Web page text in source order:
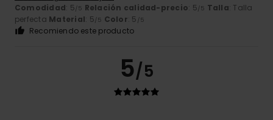
Comodidad: 5/5 Relación calidad-precio: 5/5 Talla: Talla
perfecta Material: 5/5 Color: 5 /5
Recomiendo este producto
5/5